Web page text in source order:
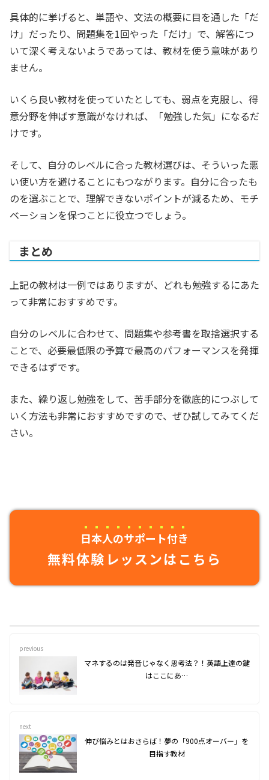
具体的に挙げると、単語や、文法の概要に目を通した「だ
け」だったり、問題集を1回やった「だけ」で、解答につ
いて深く考えないようであっては、教材を使う意味があり
ません。
いくら良い教材を使っていたとしても、弱点を克服し、得
意分野を伸ばす意識がなければ、「勉強した気」になるだ
けです。
そして、自分のレベルに合った教材選びは、そういった悪
い使い方を避けることにもつながります。自分に合ったも
のを選ぶことで、理解できないポイントが減るため、モチ
ベーションを保つことに役立つでしょう。
まとめ
上記の教材は一例ではありますが、どれも勉強するにあた
って非常におすすめです。
自分のレベルに合わせて、問題集や参考書を取捨選択する
ことで、必要最低限の予算で最高のパフォーマンスを発揮
できるはずです。
また、繰り返し勉強をして、苦手部分を徹底的につぶして
いく方法も非常におすすめですので、ぜひ試してみてくだ
さい。
日本人のサポート付き
無料体験レッスンはこちら
previous
マネするのは発音じゃなく思考法？！英語上達の鍵
はここにあ…
next
伸び悩みとはおさらば！夢の「900点オーバー」を
目指す教材